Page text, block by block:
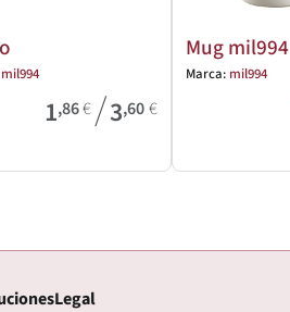
mil994
1,86€/3,60€
Mug mil994
Marca: mil994
Legal